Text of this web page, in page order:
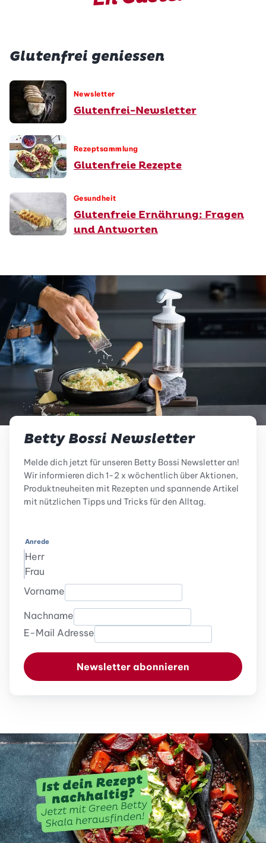
Glutenfrei geniessen
Newsletter
Glutenfrei-Newsletter
Rezeptsammlung
Glutenfreie Rezepte
Gesundheit
Glutenfreie Ernährung: Fragen
und Antworten
Betty Bossi Newsletter
Melde dich jetzt für unseren Betty Bossi Newsletter an!
Wir informieren dich 1-2 x wöchentlich über Aktionen,
Produktneuheiten mit Rezepten und spannende Artikel
mit nützlichen Tipps und Tricks für den Alltag.
Anrede
Herr
Frau
Vorname
Nachname
E-Mail Adresse
Newsletter abonnieren